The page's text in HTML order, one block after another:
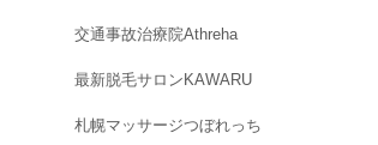
交通事故治療院Athreha
最新脱毛サロンKAWARU
札幌マッサージつぼれっち